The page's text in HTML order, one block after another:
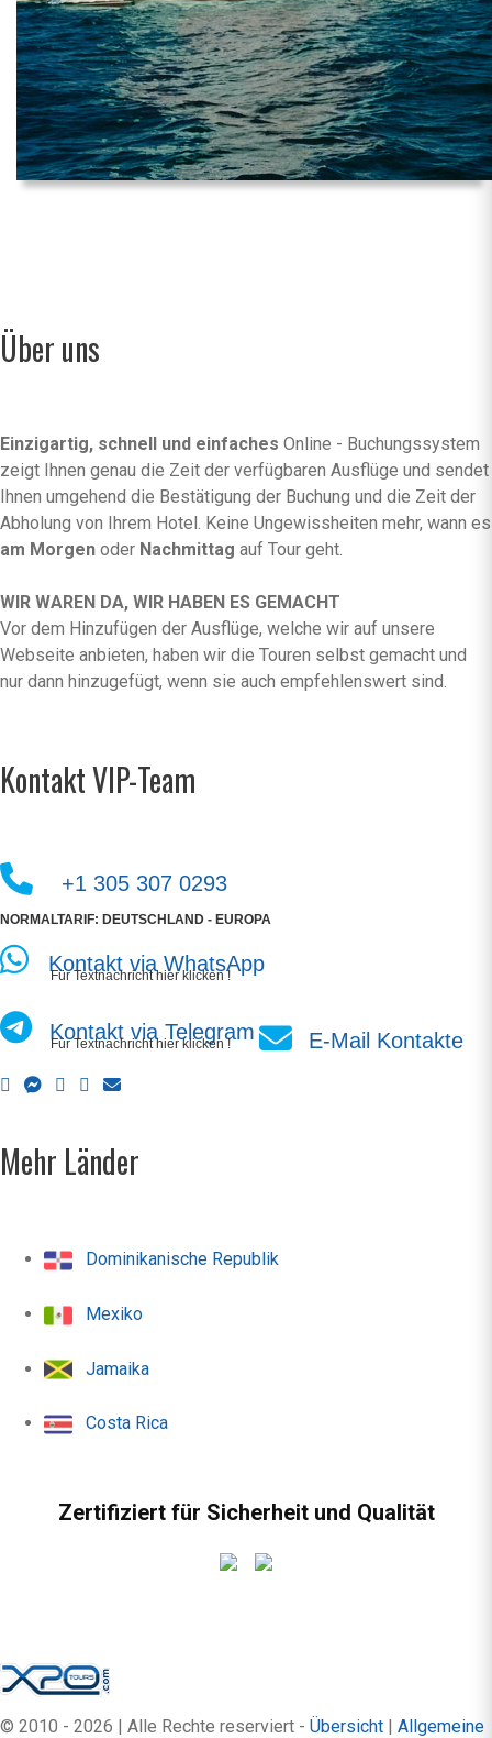
Über uns
Einzigartig, schnell und einfaches Online - Buchungssystem
zeigt Ihnen genau die Zeit der verfügbaren Ausflüge und sendet
Ihnen umgehend die Bestätigung der Buchung und die Zeit der
Abholung von Ihrem Hotel. Keine Ungewissheiten mehr, wann es
am Morgen oder Nachmittag auf Tour geht.
WIR WAREN DA, WIR HABEN ES GEMACHT
Vor dem Hinzufügen der Ausflüge, welche wir auf unsere
Webseite anbieten, haben wir die Touren selbst gemacht und
nur dann hinzugefügt, wenn sie auch empfehlenswert sind.
Kontakt VIP-Team
+1 305 307 0293
NORMALTARIF: DEUTSCHLAND - EUROPA
Kontakt via WhatsApp
Für Textnachricht hier klicken !
Kontakt via Telegram
Für Textnachricht hier klicken ! E-Mail Kontakte
Mehr Länder
Dominikanische Republik
Mexiko
Jamaika
Costa Rica
Zertifiziert für Sicherheit und Qualität
© 2010 - 2026 | Alle Rechte reserviert - Übersicht | Allgemeine